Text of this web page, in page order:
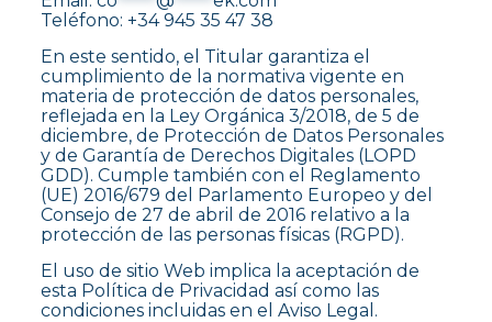
Teléfono: +34 945 35 47 38
En este sentido, el Titular garantiza el
cumplimiento de la normativa vigente en
materia de protección de datos personales,
reflejada en la Ley Orgánica 3/2018, de 5 de
diciembre, de Protección de Datos Personales
y de Garantía de Derechos Digitales (LOPD
GDD). Cumple también con el Reglamento
(UE) 2016/679 del Parlamento Europeo y del
Consejo de 27 de abril de 2016 relativo a la
protección de las personas físicas (RGPD).
El uso de sitio Web implica la aceptación de
esta Política de Privacidad así como las
condiciones incluidas en el Aviso Legal.